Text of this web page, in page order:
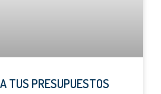
TUS PRESUPUESTOS